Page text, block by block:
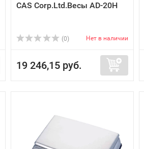
CAS Corp.Ltd.Весы AD-20H
(0) Нет в наличии
19 246,15 руб.